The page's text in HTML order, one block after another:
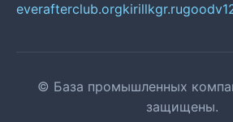
everafterclub.orgkirillkgr.ru
© База промышленных
защищены.